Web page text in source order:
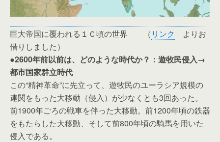
巨大帝国に覆われる１Ｃ頃の世界 （ リンク よりお
借りしました）
●2600年前以前は、どのような時代か？：遊牧民侵入→
都市国家群立時代
この“精神革命”に先立って、遊牧民のユーラシア規模の
連関をもった大移動（侵入）が少なくとも3回あった。
前1900年ごろの戦車を伴った大移動。前1200年頃の鉄器
をもたらした大移動、そして前800年頃の騎馬を用いた
侵入である。